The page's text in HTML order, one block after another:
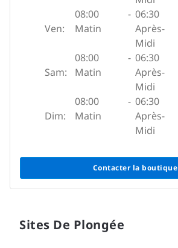
Ven:
08:00
Matin
- 06:30
Après-
Midi
Sam:
08:00
Matin
- 06:30
Après-
Midi
Dim:
08:00
Matin
- 06:30
Après-
Midi
Contacter la boutique
Sites De Plongée